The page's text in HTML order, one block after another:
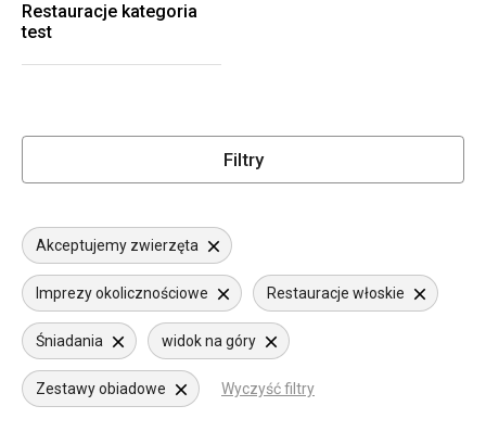
Restauracje kategoria
test
Filtry
Akceptujemy zwierzęta
Imprezy okolicznościowe Restauracje włoskie
Śniadania widok na góry
Zestawy obiadowe Wyczyść filtry